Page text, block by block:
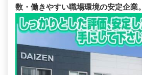
数・働きやすい職場環境の安定企業。